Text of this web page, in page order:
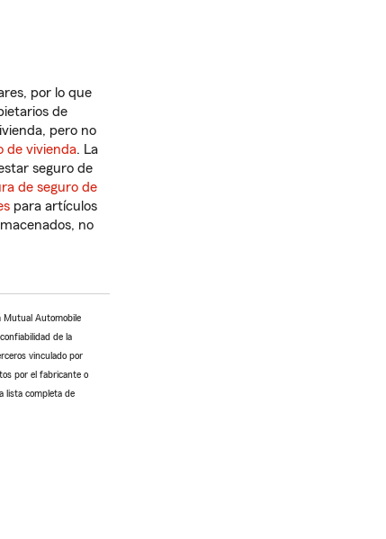
por lo que
de
pero no
de vivienda. La
seguro de
de seguro de
para artículos
no
Mutual Automobile
de la
vinculado por
por el fabricante o
lista completa de